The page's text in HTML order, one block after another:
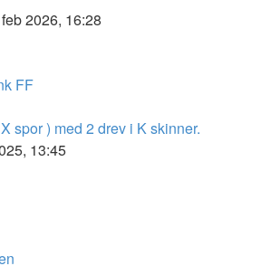
2026, 16:28
FF
spor ) med 2 drev i K skinner.
13:45